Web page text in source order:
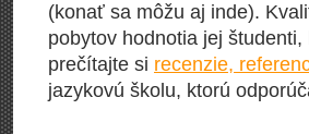
(konať sa môžu aj inde).
pobytov hodnotia jej
prečítajte si recenzie,
jazykovú školu, ktorú